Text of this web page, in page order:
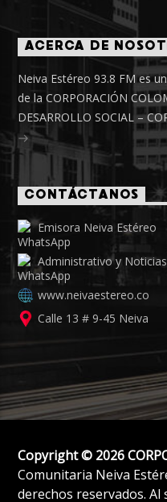
ACERCA DE
Neiva Estéreo 93.8 FM es
de la CORPORACIÓN
DESARROLLO SOCIAL –
CONTÁCTANOS
Emisora Neiva Estéreo
Administrativo y Noticias
www.neivaestereo.co
Calle 13 # 9-45 Neiva
Copyright © 2026
Comunitaria Neiva
derechos reservados.